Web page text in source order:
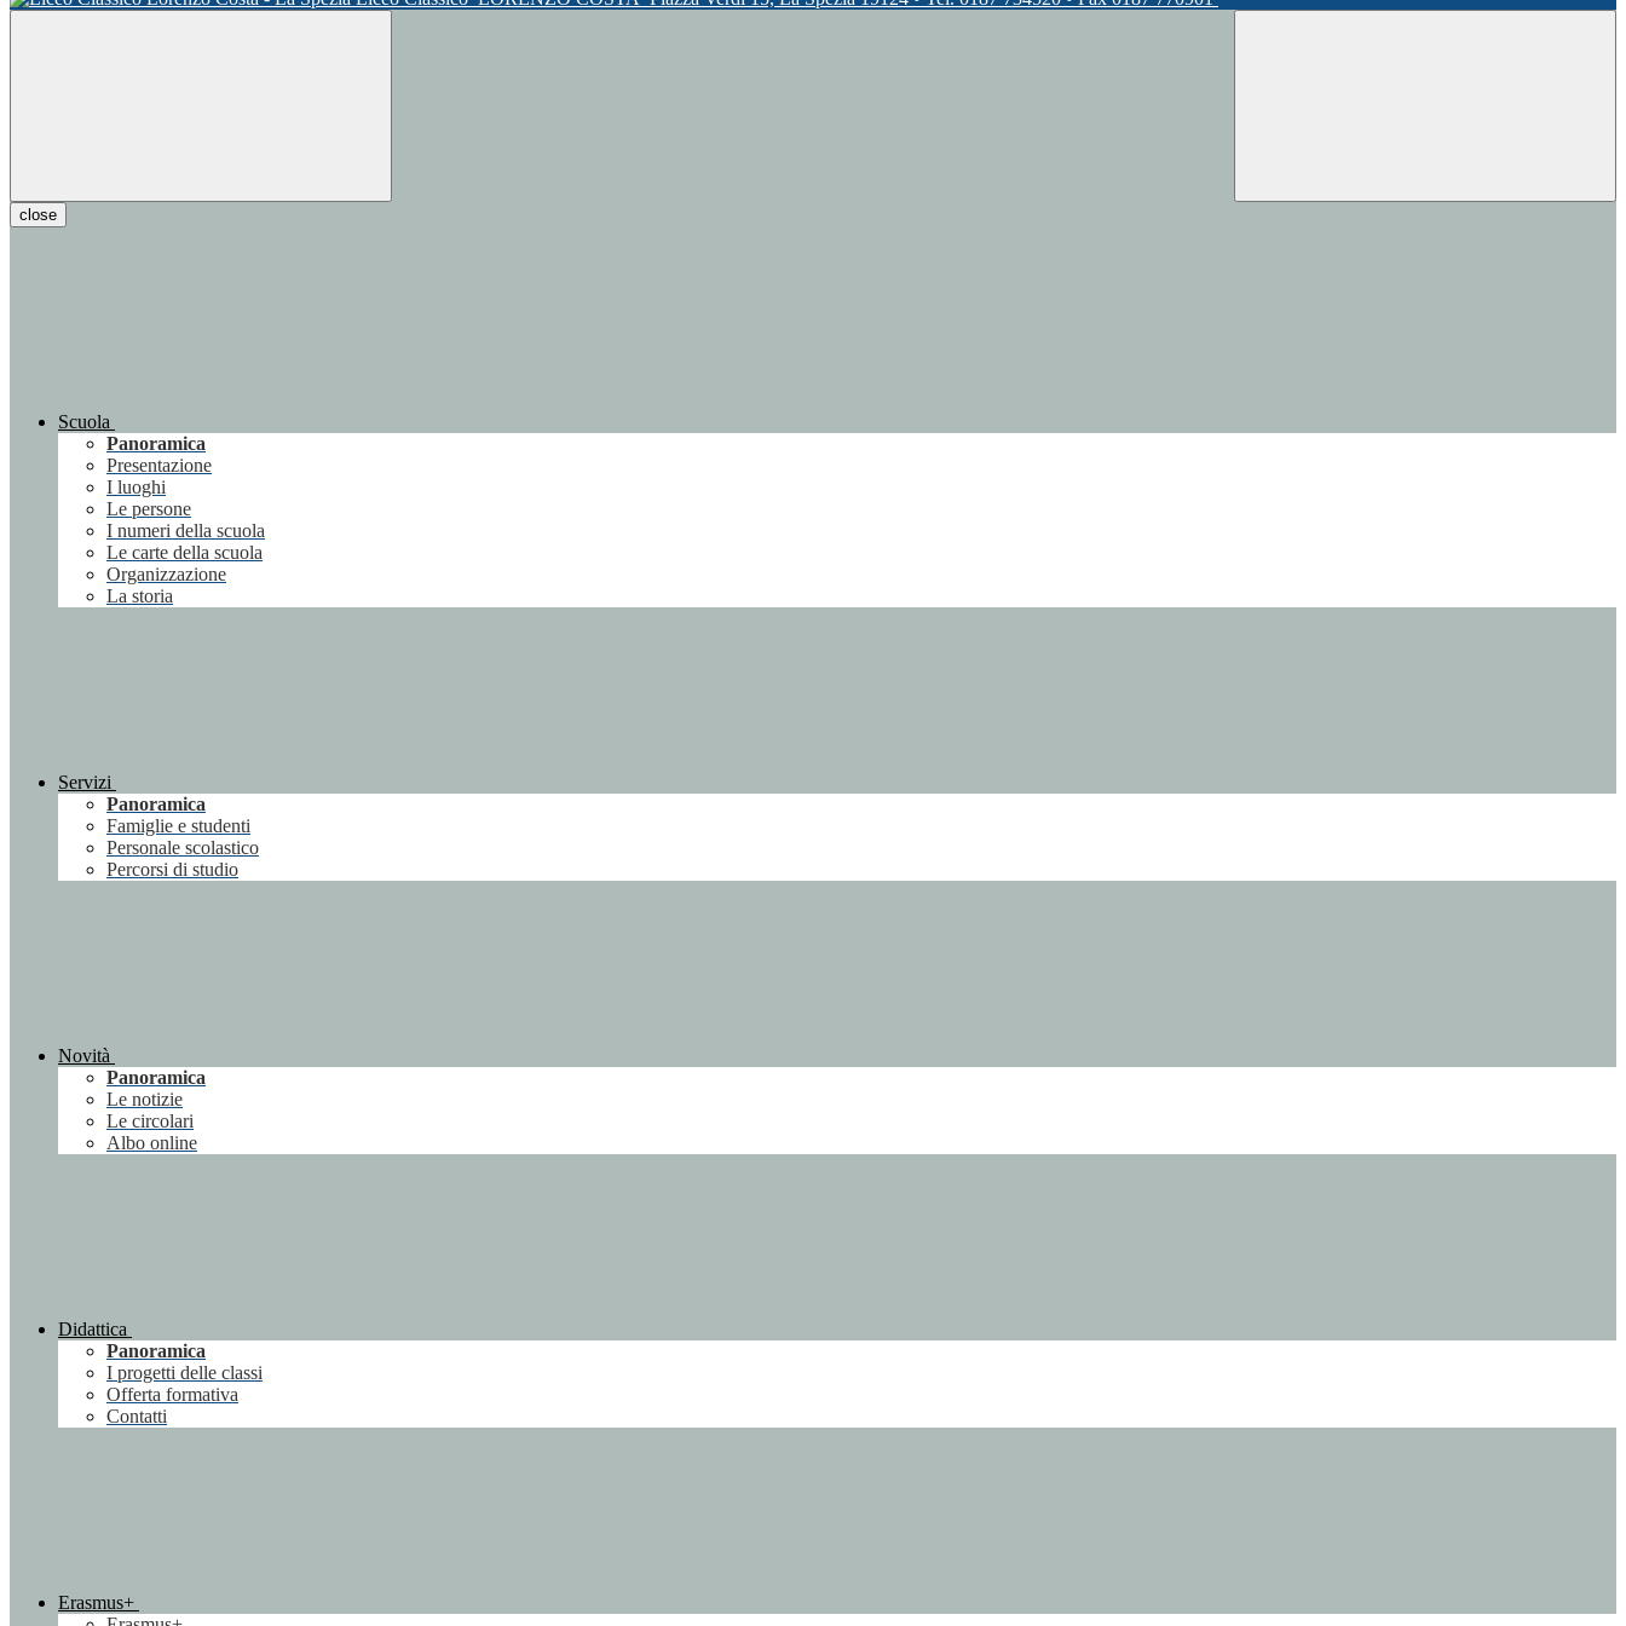
close
Scuola
Panoramica
Presentazione
I luoghi
Le persone
I numeri della scuola
Le carte della scuola
Organizzazione
La storia
Servizi
Panoramica
Famiglie e studenti
Personale scolastico
Percorsi di studio
Novità
Panoramica
Le notizie
Le circolari
Albo online
Didattica
Panoramica
I progetti delle classi
Offerta formativa
Contatti
Erasmus+